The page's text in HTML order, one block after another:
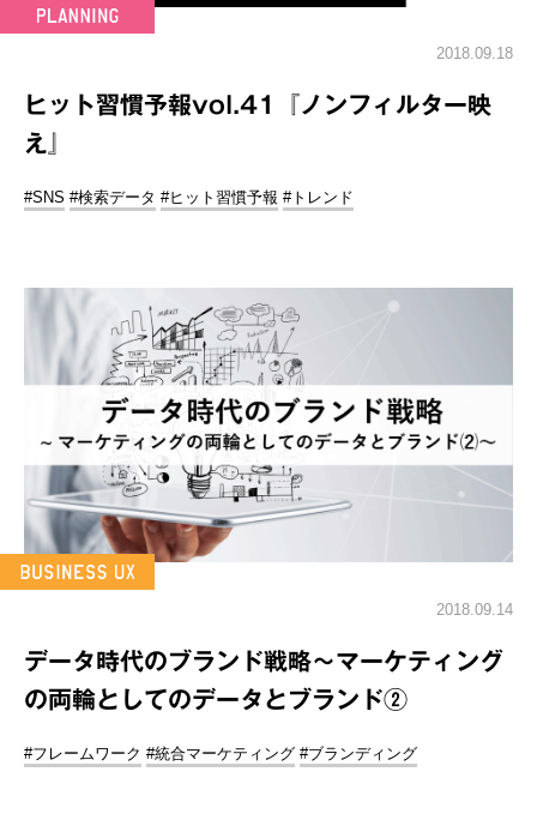
2018.09.18
ヒット習慣予報vol.41『ノンフィルター映
え』
#SNS #検索データ #ヒット習慣予報 #トレンド
2018.09.14
データ時代のブランド戦略～マーケティング
の両輪としてのデータとブランド②
#フレームワーク #統合マーケティング #ブランディング